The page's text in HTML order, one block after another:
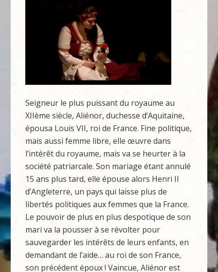
Seigneur le plus puissant du royaume au
XIIème siècle, Aliénor, duchesse d’Aquitaine,
épousa Louis VII, roi de France. Fine politique,
mais aussi femme libre, elle œuvre dans
l’intérêt du royaume, mais va se heurter à la
société patriarcale. Son mariage étant annulé
15 ans plus tard, elle épouse alors Henri II
d’Angleterre, un pays qui laisse plus de
libertés politiques aux femmes que la France.
Le pouvoir de plus en plus despotique de son
mari va la pousser à se révolter pour
sauvegarder les intérêts de leurs enfants, en
demandant de l’aide… au roi de son France,
son précédent époux ! Vaincue, Aliénor est